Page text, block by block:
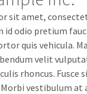
sit amet,
id odio pretium
quis vehicula.
velit
rhoncus.
vestibulum at